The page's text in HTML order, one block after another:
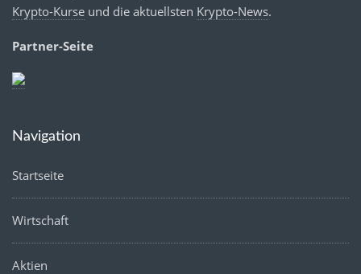
Krypto-Kurse und die aktuellsten Krypto-News.
Partner-Seite
Navigation
Startseite
Wirtschaft
Aktien